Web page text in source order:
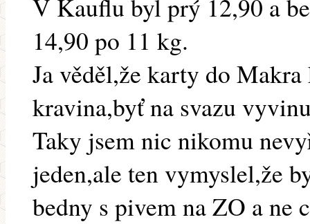
V Kauflu byl prý 12,90 a
14,90 po 11 kg.
Ja věděl,že karty do
kravina,byť na svazu
Taky jsem nic nikomu
jeden,ale ten vymyslel,že
bedny s pivem na ZO a ne